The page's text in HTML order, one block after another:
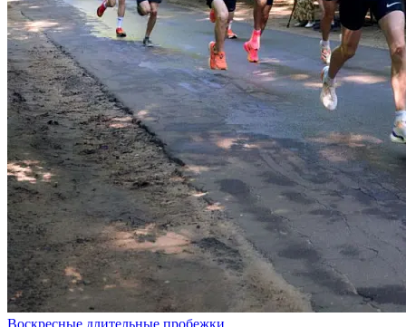
Воскресные длительные пробежки